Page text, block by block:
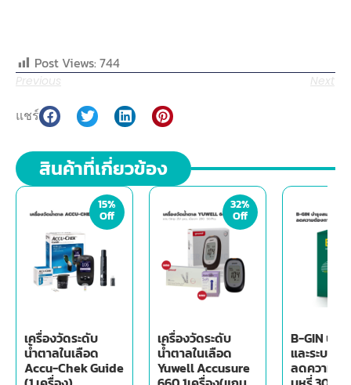
Post Views: 744
Previous Next
แชร์
สินค้าที่เกี่ยวข้อง
เครื่องวัดระดับ
น้ำตาลในเลือด
Accu-Chek Guide
15%
Off
เครื่องวัดระดับ
น้ำตาลในเลือด
Yuwell Accusure
32%
Off
B-GIN บำ
และระบบป
ลดความต้